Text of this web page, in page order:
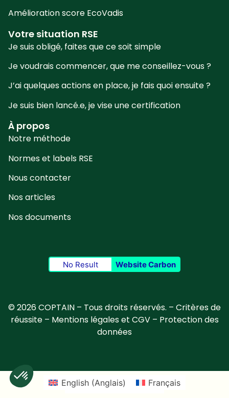
Amélioration score EcoVadis
Votre situation RSE
Je suis obligé, faites que ce soit simple
Je voudrais commencer, que me conseillez-vous ?
J’ai quelques actions en place, je fais quoi ensuite ?
Je suis bien lancé.e, je vise une certification
À propos
Notre méthode
Normes et labels RSE
Nous contacter
Nos articles
Nos documents
No Result Website Carbon
© 2026 COPTAIN – Tous droits réservés. – Critères de
réussite– Mentions légales et CGV– Protection des
données
English(Anglais)
Français